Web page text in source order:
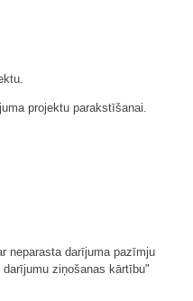
projektu parakstīšanai.
neparasta darījuma pazīmju
ziņošanas kārtību"